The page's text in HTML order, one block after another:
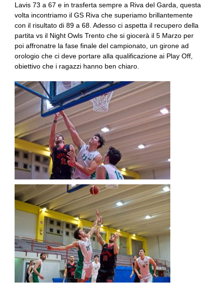
Lavis 73 a 67 e in trasferta sempre a Riva del Garda, questa
volta incontriamo il GS Riva che superiamo brillantemente
con il risultato di 89 a 68. Adesso ci aspetta il recupero della
partita vs il Night Owls Trento che si giocerà il 5 Marzo per
poi affronatre la fase finale del campionato, un girone ad
orologio che ci deve portare alla qualificazione ai Play Off,
obiettivo che i ragazzi hanno ben chiaro.